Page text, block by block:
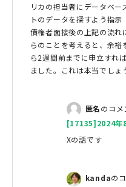
リカの担当者にデータベ
トのデータを探すよう指示
債権者面接後の上記の流
らのことを考えると、余
ら2週間前までに申立すれ
ました。これは本当でしょ
匿名のコメ
[17135]2024年
Xの話です
kandaの